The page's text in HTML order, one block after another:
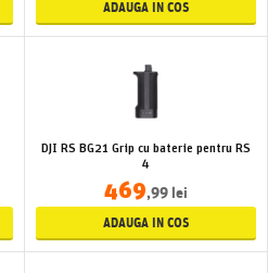
ADAUGA IN COS
DJI RS BG21 Grip cu baterie pentru RS
4
469,99 lei
ADAUGA IN COS